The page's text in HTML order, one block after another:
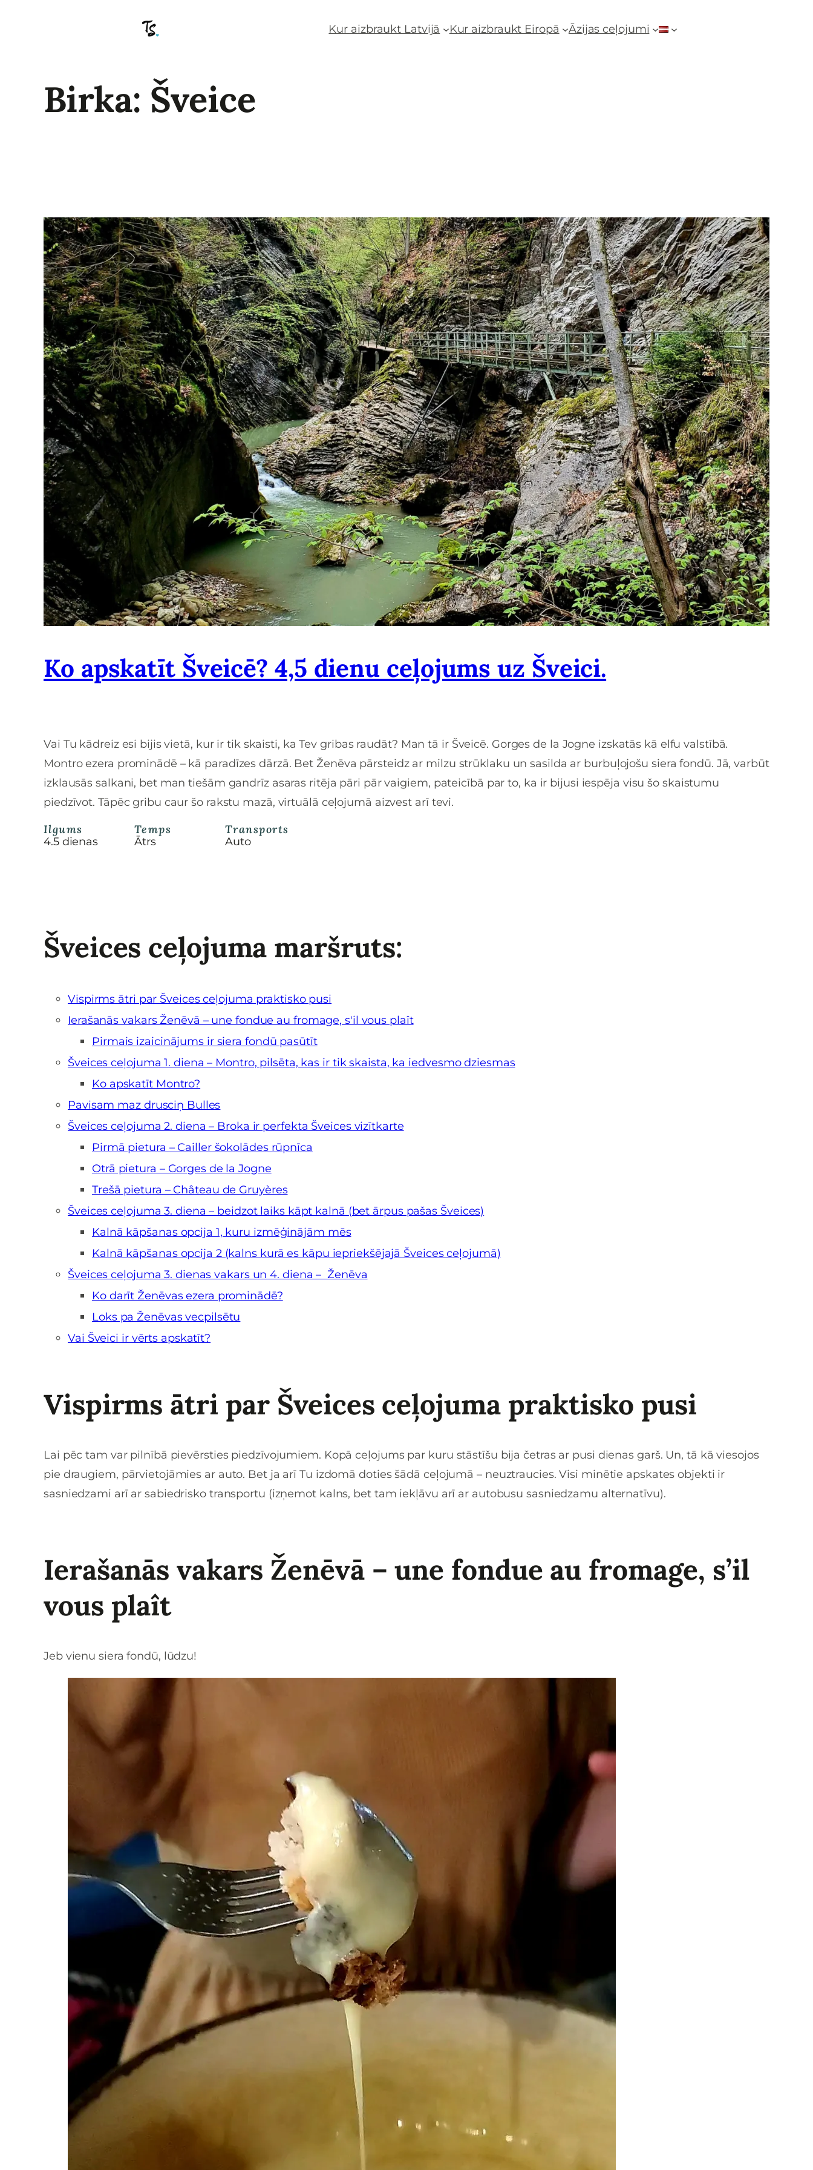
Kur aizbraukt Latvijā Kur aizbraukt Eiropā Āzijas ceļojumi
Birka: Šveice
Ko apskatīt Šveicē? 4,5 dienu ceļojums uz Šveici.
Vai Tu kādreiz esi bijis vietā, kur ir tik skaisti, ka Tev gribas raudāt? Man tā ir Šveicē. Gorges de la Jogne izskatās kā elfu valstībā.
Montro ezera prominādē – kā paradīzes dārzā. Bet Ženēva pārsteidz ar milzu strūklaku un sasilda ar burbuļojošu siera fondū. Jā, varbūt
izklausās salkani, bet man tiešām gandrīz asaras ritēja pāri pār vaigiem, pateicībā par to, ka ir bijusi iespēja visu šo skaistumu
piedzīvot. Tāpēc gribu caur šo rakstu mazā, virtuālā ceļojumā aizvest arī tevi.
Ilgums
4.5 dienas
Temps
Ātrs
Transports
Auto
Šveices ceļojuma maršruts:
Vispirms ātri par Šveices ceļojuma praktisko pusi
Ierašanās vakars Ženēvā – une fondue au fromage, s'il vous plaît
Pirmais izaicinājums ir siera fondū pasūtīt
Šveices ceļojuma 1. diena – Montro, pilsēta, kas ir tik skaista, ka iedvesmo dziesmas
Ko apskatīt Montro?
Pavisam maz drusciņ Bulles
Šveices ceļojuma 2. diena – Broka ir perfekta Šveices vizītkarte
Pirmā pietura – Cailler šokolādes rūpnīca
Otrā pietura – Gorges de la Jogne
Trešā pietura – Château de Gruyères
Šveices ceļojuma 3. diena – beidzot laiks kāpt kalnā (bet ārpus pašas Šveices)
Kalnā kāpšanas opcija 1, kuru izmēģinājām mēs
Kalnā kāpšanas opcija 2 (kalns kurā es kāpu iepriekšējajā Šveices ceļojumā)
Šveices ceļojuma 3. dienas vakars un 4. diena – Ženēva
Ko darīt Ženēvas ezera prominādē?
Loks pa Ženēvas vecpilsētu
Vai Šveici ir vērts apskatīt?
Vispirms ātri par Šveices ceļojuma praktisko pusi
Lai pēc tam var pilnībā pievērsties piedzīvojumiem. Kopā ceļojums par kuru stāstīšu bija četras ar pusi dienas garš. Un, tā kā viesojos
pie draugiem, pārvietojāmies ar auto. Bet ja arī Tu izdomā doties šādā ceļojumā – neuztraucies. Visi minētie apskates objekti ir
sasniedzami arī ar sabiedrisko transportu (izņemot kalns, bet tam iekļāvu arī ar autobusu sasniedzamu alternatīvu).
Ierašanās vakars Ženēvā – une fondue au fromage, s’il
vous plaît
Jeb vienu siera fondū, lūdzu!